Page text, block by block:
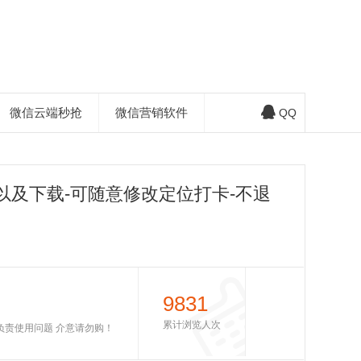
微信云端秒抢 微信营销软件 QQ
及下载-可随意修改定位打卡-不退
使用问题 介意请勿购！
9831
累计浏览人次